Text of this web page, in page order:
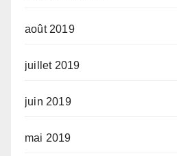
août 2019
juillet 2019
juin 2019
mai 2019